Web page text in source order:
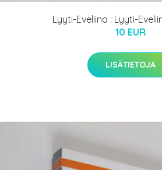
Lyyti-Eveliina : Lyyti-
10 EUR
LISÄTIETOJA